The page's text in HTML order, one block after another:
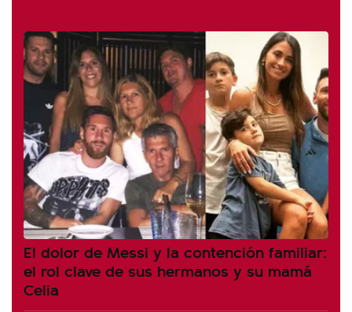
El dolor de Messi y la contención familiar:
el rol clave de sus hermanos y su mamá
Celia